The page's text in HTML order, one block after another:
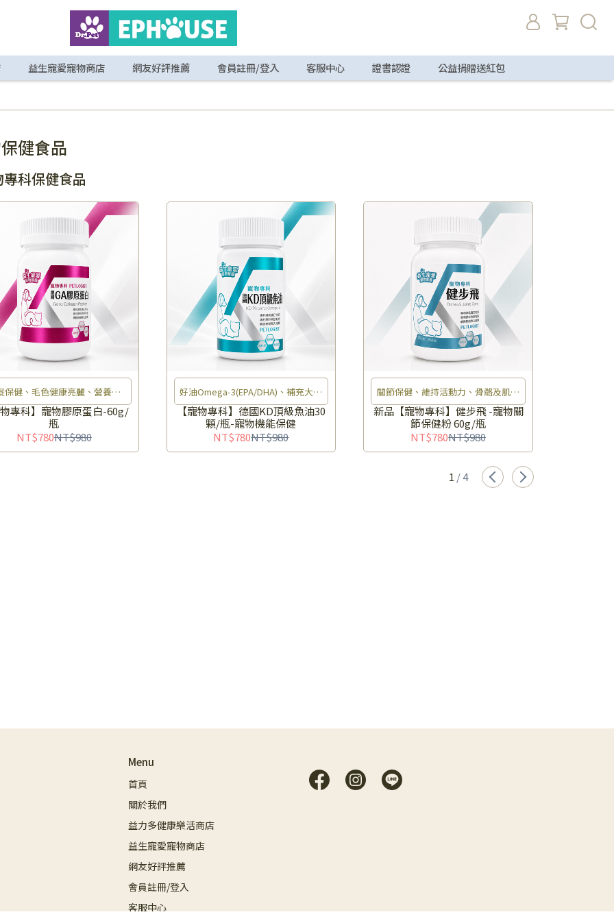
益生寵愛寵物商店 網友好評推薦 會員註冊/登入 客服中心 證書認證 公益捐贈送紅包
健食品
科保健食品
保健、毛色健康亮麗、營養補
給、幫助成長
專科】寵物膠原蛋白-60g/
瓶
NT$780NT$980
好油Omega-3(EPA/DHA)、補充大腦
營養、光澤毛髮、維持免疫
【寵物專科】德國KD頂級魚油30
顆/瓶-寵物機能保健
NT$780NT$980
關節保健、維持活動力、骨骼及肌肉
健康、維持生活品質
新品【寵物專科】健步飛 -寵物關
節保健粉 60g/瓶
NT$780NT$980
1 /4
Menu
首頁
關於我們
益力多健康樂活商店
益生寵愛寵物商店
網友好評推薦
會員註冊/登入
客服中心